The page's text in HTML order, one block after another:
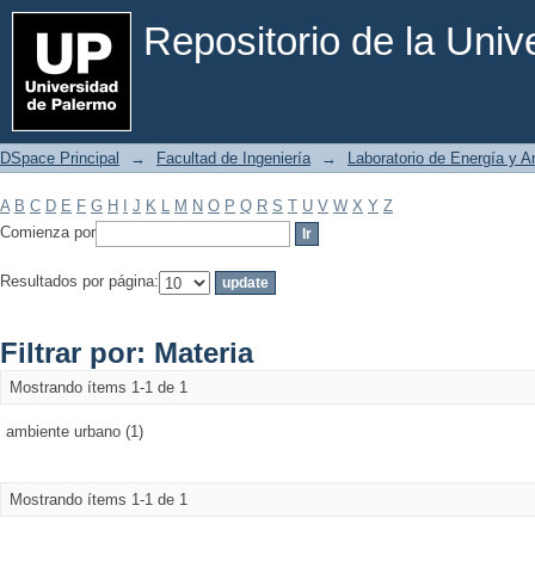
Repositorio de la
Filtrar por: Materia
DSpace Principal → Facultad de Ingeniería → Laboratorio de Energía y
A B C D E F G H J K L M N O P Q R S T U V W X Y Z
Comienza por
Resultados por página:
Filtrar por: Materia
Mostrando ítems 1-1 de 1
ambiente urbano (1)
Mostrando ítems 1-1 de 1